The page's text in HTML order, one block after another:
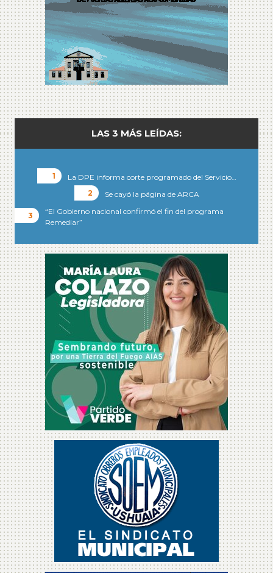
LAS 3 MÁS LEÍDAS:
La DPE informa corte programado del Servicio…
Se cayó la página de ARCA
“El Gobierno nacional confirmó el fin del programa
Remediar”